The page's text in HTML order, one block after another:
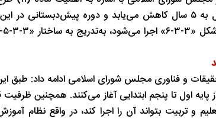
ورود به آموزش رسمی از ۶ سال به ۵ سال کاهش می‌یابد و دوره
اول تا پنجم ابتدایی آغاز می‌کنند. همچنین